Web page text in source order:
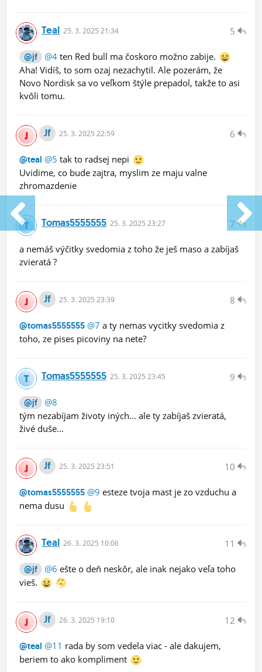
5
Teal 25. 3. 2025 21:34
@jf @4 ten Red bull ma čoskoro možno zabije.
Aha! Vidíš, to som ozaj nezachytil. Ale pozerám, že
Novo Nordisk sa vo veľkom štýle prepadol, takže to asi
kvôli tomu.
6
Jf 25. 3. 2025 22:59
@teal @5 tak to radsej nepi
Uvidime, co bude zajtra, myslim ze maju valne
zhromazdenie
7
Tomas5555555 25. 3. 2025 23:27
a nemáš výčitky svedomia z toho že ješ maso a zabíjaš
zvieratá ?
8
Jf 25. 3. 2025 23:39
@tomas5555555 @7 a ty nemas vycitky svedomia z
toho, ze pises picoviny na nete?
9
Tomas5555555 25. 3. 2025 23:45
@jf
@8
tým nezabíjam životy iných... ale ty zabíjaš zvieratá,
živé duše...
10
Jf 25. 3. 2025 23:51
@tomas5555555 @9 esteze tvoja mast je zo vzduchu a
nema dusu
11
Teal 26. 3. 2025 10:06
@jf @6 ešte o deň neskôr, ale inak nejako veľa toho
vieš.
12
Jf 26. 3. 2025 19:10
@teal @11 rada by som vedela viac - ale dakujem,
beriem to ako kompliment